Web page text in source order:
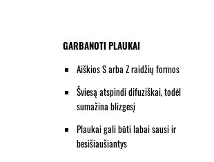
GARBANOTI PLAUKAI
Aiškios S arba Z raidžių formos
Šviesą atspindi difuziškai, todėl
sumažina blizgesį
Plaukai gali būti labai sausi ir
besišiaušiantys